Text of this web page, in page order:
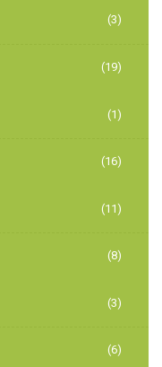
(3)
(19)
(1)
(16)
(11)
(8)
(3)
(6)